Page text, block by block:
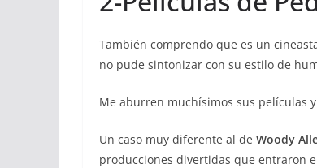
También comprendo que es un
no pude sintonizar con su estilo de
Me aburren muchísimos sus películas
Un caso muy diferente al de Woody
producciones divertidas que entraron